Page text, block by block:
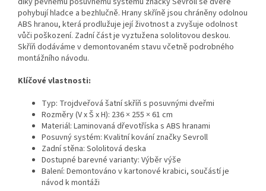
pohybují hladce a bezhlučně. Hrany skříně jsou chráněny odolnou
ABS hranou, která prodlužuje její životnost a zvyšuje odolnost
vůči poškození. Zadní část je vyztužena sololitovou deskou.
Skříň dodáváme v demontovaném stavu včetně podrobného
montážního návodu.
Klíčové vlastnosti:
Typ: Trojdveřová šatní skříň s posuvnými dveřmi
Rozměry (V x Š x H): 236 × 255 × 61 cm
Materiál: Laminovaná dřevotříska s ABS hranami
Posuvný systém: Kvalitní kování značky Sevroll
Zadní stěna: Sololitová deska
Dostupné barevné varianty: Výběr výše
Balení: Demontováno v kartonové krabici, součástí je
návod k montáži